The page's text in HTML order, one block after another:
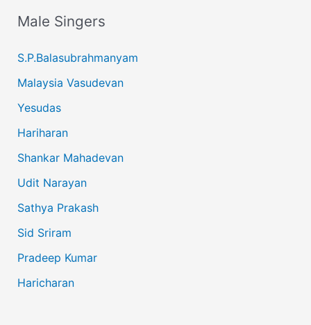
Male Singers
S.P.Balasubrahmanyam
Malaysia Vasudevan
Yesudas
Hariharan
Shankar Mahadevan
Udit Narayan
Sathya Prakash
Sid Sriram
Pradeep Kumar
Haricharan